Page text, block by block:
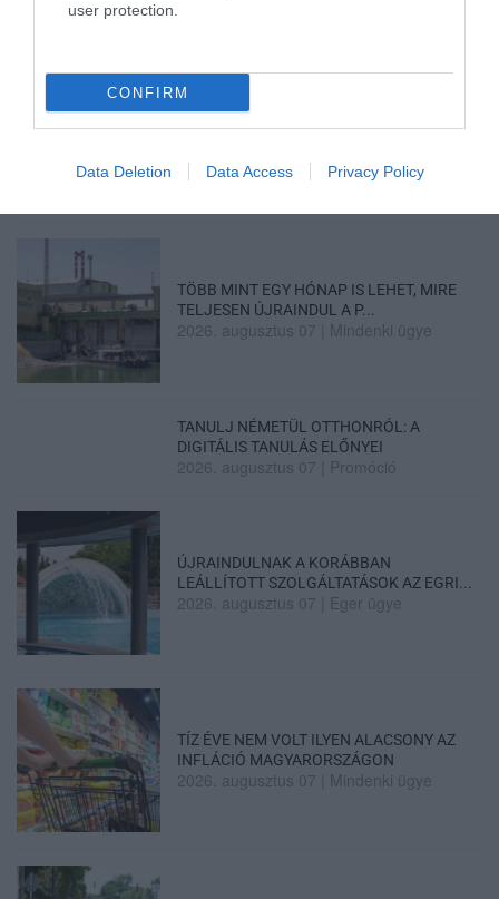
user protection.
CONFIRM
Data Deletion Data Access Privacy Policy
AMIKÉRT ÉRDEMES MEGNÉZNI
TÖBB MINT EGY HÓNAP IS LEHET, MIRE
TELJESEN ÚJRAINDUL A P...
2026. augusztus 07 Mindenki ügye
TANULJ NÉMETÜL OTTHONRÓL: A
DIGITÁLIS TANULÁS ELŐNYEI
2026. augusztus 07 Promóció
ÚJRAINDULNAK A KORÁBBAN
LEÁLLÍTOTT SZOLGÁLTATÁSOK AZ EGRI...
2026. augusztus 07 Eger ügye
TÍZ ÉVE NEM VOLT ILYEN ALACSONY AZ
INFLÁCIÓ MAGYARORSZÁGON
2026. augusztus 07 Mindenki ügye